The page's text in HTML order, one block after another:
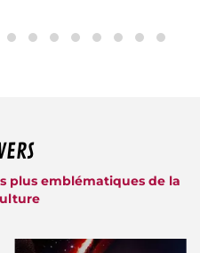
plus emblématiques de la